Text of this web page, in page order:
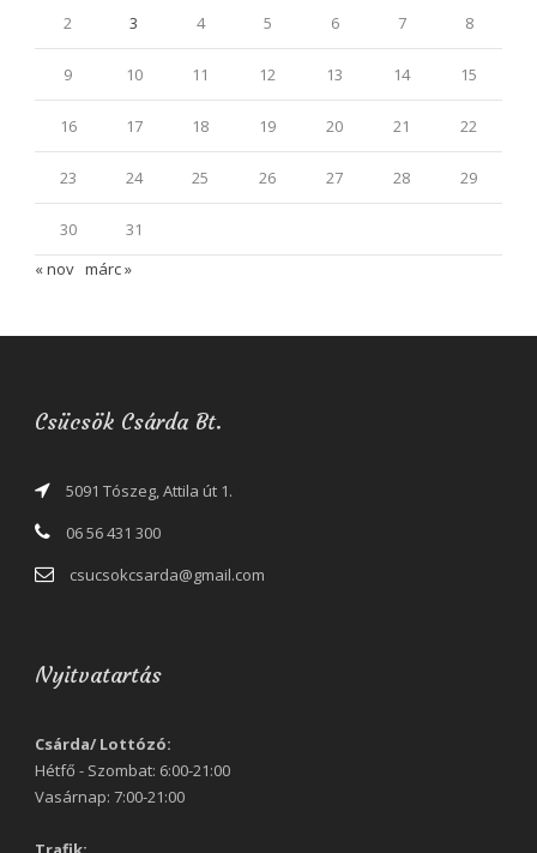
2 3 4 5 6 7 8
9 10 11 12 13 14 15
16 17 18 19 20 21 22
23 24 25 26 27 28 29
30
31
« nov márc »
Csücsök Csárda Bt.
5091 Tószeg, Attila út 1.
06 56 431 300
csucsokcsarda@gmail.com
Nyitvatartás
Csárda/ Lottózó:
Hétfő - Szombat: 6:00-21:00
Vasárnap: 7:00-21:00